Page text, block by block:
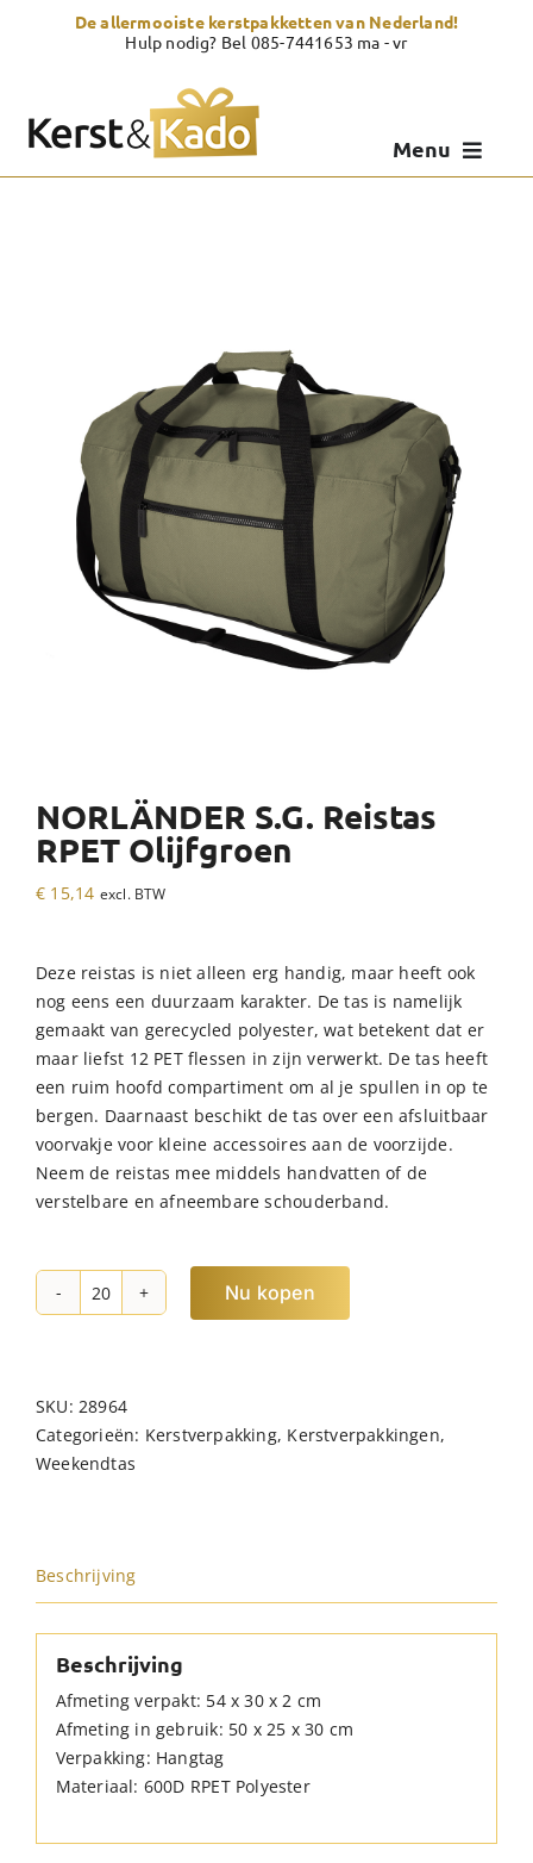
De allermooiste kerstpakketten van Nederland!
Hulp nodig? Bel 085-7441653 ma - vr
Menu
Showroom
Over Kerst & Kado
NORLÄNDER S.G. Reistas
RPET Olijfgroen
€ 15,14 excl. BTW
Deze reistas is niet alleen erg handig, maar heeft ook
nog eens een duurzaam karakter. De tas is namelijk
gemaakt van gerecycled polyester, wat betekent dat er
maar liefst 12 PET flessen in zijn verwerkt. De tas heeft
een ruim hoofd compartiment om al je spullen in op te
bergen. Daarnaast beschikt de tas over een afsluitbaar
voorvakje voor kleine accessoires aan de voorzijde.
Neem de reistas mee middels handvatten of de
verstelbare en afneembare schouderband.
NORLÄNDER
Olijfgroen
hoeveelheid
Nu kopen
SKU:28964
Categorieën: Kerstverpakking, Kerstverpakkingen,
Weekendtas
Beschrijving
Beschrijving
Afmeting verpakt: 54 x 30 x 2 cm
Afmeting in gebruik: 50 x 25 x 30 cm
Verpakking: Hangtag
Materiaal: 600D RPET Polyester